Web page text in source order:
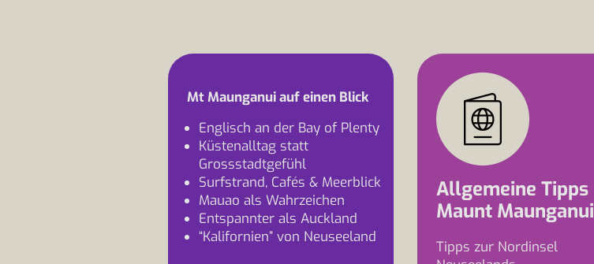
Mt Maunganui auf einen Blick
Englisch an der Bay of Plenty
Küstenalltag statt
Grossstadtgefühl
Surfstrand, Cafés & Meerblick
Mauao als Wahrzeichen
Entspannter als Auckland
“Kalifornien” von Neuseeland
Allgemeine Tipps
Maunt Maunganui
Tipps zur Nordinsel